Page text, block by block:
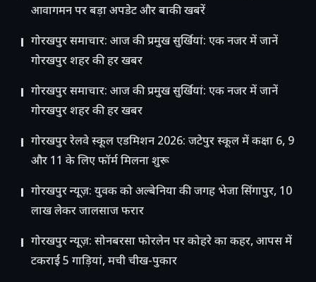
आवागमन पर बड़ा अपडेट और बाकी खबरें
गोरखपुर समाचार: आज की प्रमुख सुर्खियां: एक नजर में जानें
गोरखपुर शहर की हर खबर
गोरखपुर समाचार: आज की प्रमुख सुर्खियां: एक नजर में जानें
गोरखपुर शहर की हर खबर
गोरखपुर रेलवे स्कूल एडमिशन 2026: जटेपुर स्कूल में कक्षा 6, 9
और 11 के लिए फॉर्म मिलना शुरू
गोरखपुर न्यूज़: युवक को अल्बेनिया की जगह भेजा सिंगापुर, 10
लाख लेकर जालसाज फरार
गोरखपुर न्यूज़: सोनबरसा फोरलेन पर कोहरे का कहर, आपस में
टकराईं 5 गाड़ियां, मची चीख-पुकार